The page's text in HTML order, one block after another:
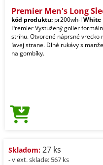
Premier Men's Long
kód produktu: pr200wh-l White
Premier Vystužený golier
strihu. Otvorené náprsné vrecko
ľavej strane. Dlhé rukávy s
na gombíky.
Skladom: 27 ks
- v ext. sklade: 567 ks